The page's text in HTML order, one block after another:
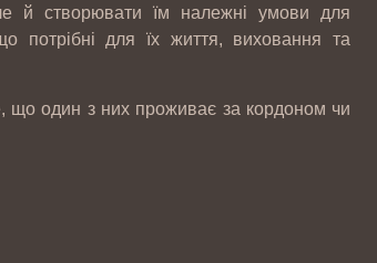
й створювати їм належні умови для
потрібні для їх життя, виховання та
що один з них проживає за кордоном чи